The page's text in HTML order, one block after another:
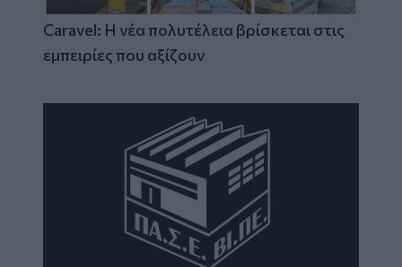
Caravel: Η νέα πολυτέλεια βρίσκεται στις
εμπειρίες που αξίζουν